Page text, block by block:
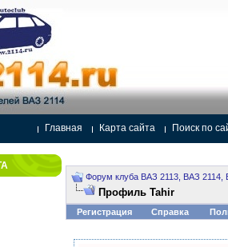
Главная Карта сайта Поиск по
Форум клуба ВАЗ 2113, ВАЗ 2114,
Профиль Tahir
Регистрация Справка